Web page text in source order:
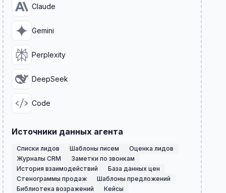
Claude
Gemini
Perplexity
DeepSeek
Code
Источники данных агента
Списки лидов Шаблоны писем
Оценка лидов
Журналы CRM
Заметки по звонкам
История взаимодействий
База данных цен
Стенограммы продаж
Шаблоны предложений
Библиотека возражений
Кейсы